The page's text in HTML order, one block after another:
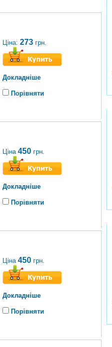
Ціна: 273 грн.
Докладніше
Порівняти
Ціна 450 грн.
Докладніше
Порівняти
Ціна 450 грн.
Докладніше
Порівняти